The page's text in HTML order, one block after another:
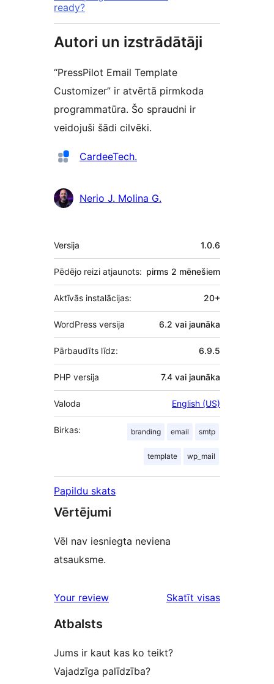
ready?
Autori un izstrādātāji
“PressPilot Email Template
Customizer” ir atvērtā pirmkoda
programmatūra. Šo spraudni ir
veidojuši šādi cilvēki.
Līdzdalībnieki
CardeeTech.
Nerio J. Molina G.
Meta
Versija 1.0.6
Pēdējo reizi atjaunots: pirms 2 mēnešiem
Aktīvās instalācijas: 20+
WordPress versija 6.2 vai jaunāka
Pārbaudīts līdz: 6.9.5
PHP versija 7.4 vai jaunāka
Valoda English (US)
Birkas: branding email smtp
template wp_mail
Papildu skats
Vērtējumi
Vēl nav iesniegta neviena
atsauksme.
Your review
Skatīt visas
Atbalsts
Jums ir kaut kas ko teikt?
Vajadzīga palīdzība?